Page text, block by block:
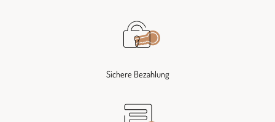
Sichere Bezahlung